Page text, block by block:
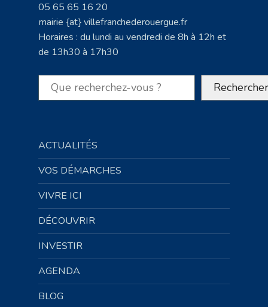
05 65 65 16 20
mairie {at} villefranchederouergue.fr
Horaires : du lundi au vendredi de 8h à 12h et
de 13h30 à 17h30
Rechercher Rechercher
ACTUALITÉS
VOS DÉMARCHES
VIVRE ICI
DÉCOUVRIR
INVESTIR
AGENDA
BLOG